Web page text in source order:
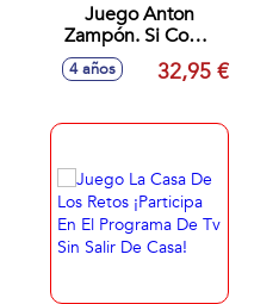
Juego Anton
Zampón. Si Come
Sin Parar, El
Cinturón Explotará.
Hamburguesas,
4 años 32,95 €